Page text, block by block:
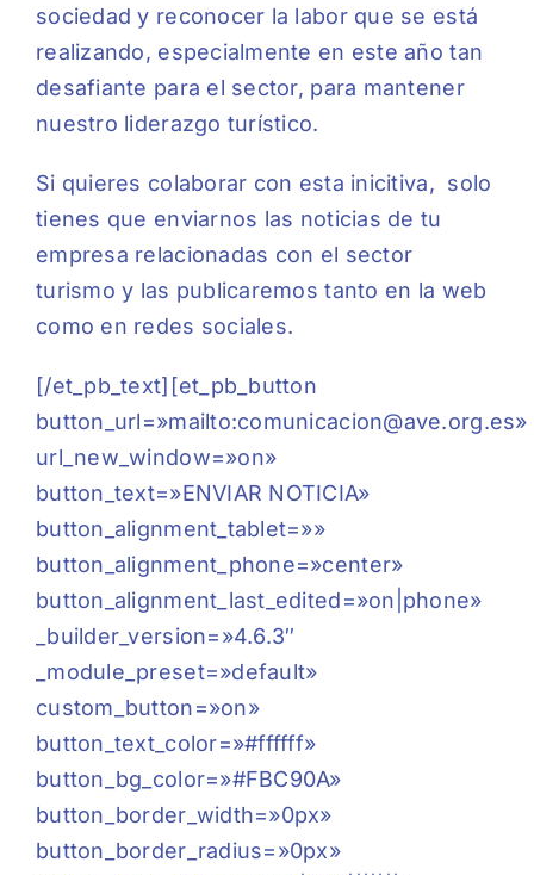
sociedad y reconocer la labor que se está
realizando, especialmente en este año tan
desafiante para el sector, para mantener
nuestro liderazgo turístico.
Si quieres colaborar con esta inicitiva, solo
tienes que enviarnos las noticias de tu
empresa relacionadas con el sector
turismo y las publicaremos tanto en la web
como en redes sociales.
[/et_pb_text][et_pb_button
button_url=»mailto:comunicacion@ave.org.es»
url_new_window=»on»
button_text=»ENVIAR NOTICIA»
button_alignment_tablet=»»
button_alignment_phone=»center»
button_alignment_last_edited=»on|phone»
_builder_version=»4.6.3″
_module_preset=»default»
custom_button=»on»
button_text_color=»#ffffff»
button_bg_color=»#FBC90A»
button_border_width=»0px»
button_border_radius=»0px»